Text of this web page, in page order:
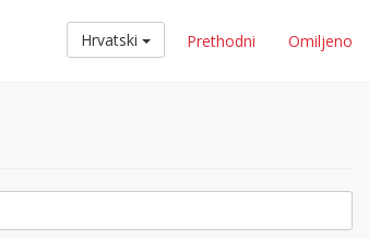
Hrvatski Prethodni Omiljeno